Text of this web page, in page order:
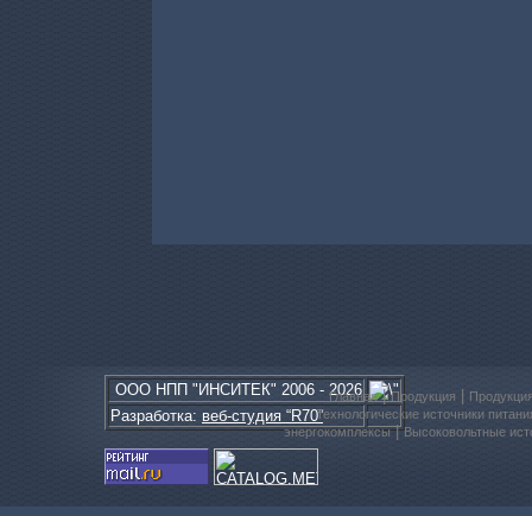
ООО НПП "ИНСИТЕК" 2006 - 2026
Разработка: веб-студия “R70”
Главная|Продукция
Технологические источники
энергокомплексы|Высоковольтные